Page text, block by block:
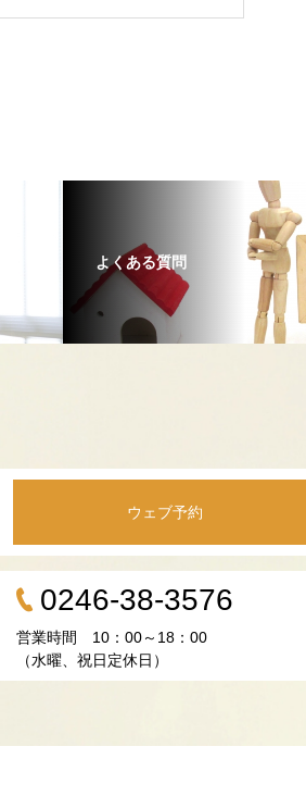
よくある質問
ウェブ予約
0246-38-3576
営業時間 10：00～18：00
（水曜、祝日定休日）